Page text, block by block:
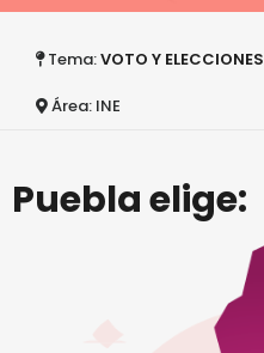
Tema:VOTO Y ELECCIONES
Área: INE
Puebla elige: